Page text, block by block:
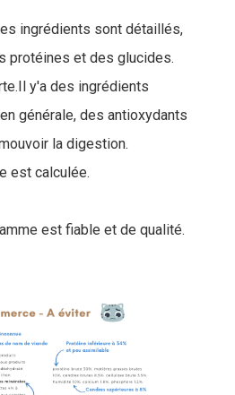
ingrédients sont détaillés,
protéines et des glucides.
y'a des ingrédients
générale, des antioxydants
la digestion.
est calculée.
est fiable et de qualité.